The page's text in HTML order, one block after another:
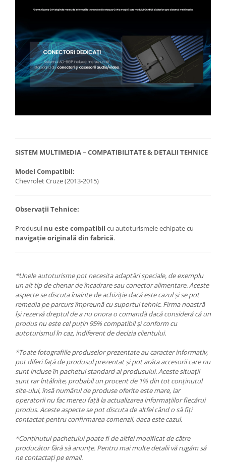
SISTEM MULTIMEDIA – COMPATIBILITATE & DETALII TEHNICE
Model Compatibil:
Chevrolet Cruze (2013-2015)
Observații Tehnice:
Produsul nu este compatibil cu autoturismele echipate cu
navigație originală din fabrică.
*Unele autoturisme pot necesita adaptări speciale, de exemplu
un alt tip de chenar de încadrare sau conector alimentare. Aceste
aspecte se discuta înainte de achiziție dacă este cazul și se pot
remedia pe parcurs împreună cu suportul tehnic. Firma noastră
își rezervă dreptul de a nu onora o comandă dacă consideră că un
produs nu este cel puțin 95% compatibil și conform cu
autoturismul în caz, indiferent de decizia clientului.
*Toate fotografiile produselor prezentate au caracter informativ,
pot diferi față de produsul prezentat și pot arăta accesorii care nu
sunt incluse în pachetul standard al produsului. Aceste situații
sunt rar întâlnite, probabil un procent de 1% din tot conținutul
site-ului, însă numărul de produse oferite este mare, iar
operatorii nu fac mereu față la actualizarea informațiilor fiecărui
produs. Aceste aspecte se pot discuta de altfel când o să fiți
contactat pentru confirmarea comenzii, daca este cazul.
*Conținutul pachetului poate fi de altfel modificat de către
producător fără să anunțe. Pentru mai multe detalii vă rugăm să
ne contactați pe email.